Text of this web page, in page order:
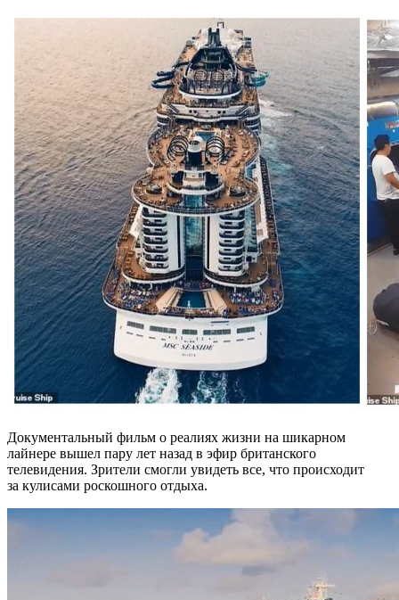
Документальный фильм о реалиях жизни на шикарном
лайнере вышел пару лет назад в эфир британского
телевидения. Зрители смогли увидеть все, что происходит
за кулисами роскошного отдыха.